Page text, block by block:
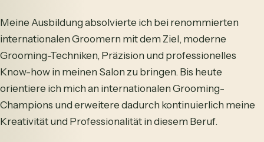
Meine Ausbildung absolvierte ich bei renommierten
internationalen Groomern mit dem Ziel, moderne
Grooming-Techniken, Präzision und professionelles
Know-how in meinen Salon zu bringen. Bis heute
orientiere ich mich an internationalen Grooming-
Champions und erweitere dadurch kontinuierlich meine
Kreativität und Professionalität in diesem Beruf.